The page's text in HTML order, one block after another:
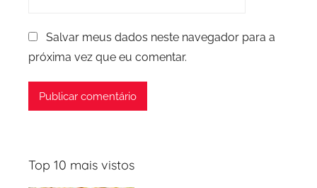
Salvar meus dados neste navegador para a
próxima vez que eu comentar.
Top 10 mais vistos